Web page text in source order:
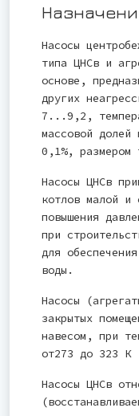
Насосы
типа ЦНСв и
основе,
других
7...9,2,
массовой долей
0,1%, размером
Насосы ЦНСв
котлов малой и
повышения
при
для
воды.
Насосы
закрытых
навесом, при
от273 до 323
Насосы ЦНСв